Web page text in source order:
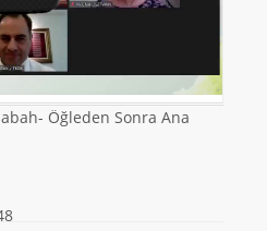
Öğleden Sonra Ana